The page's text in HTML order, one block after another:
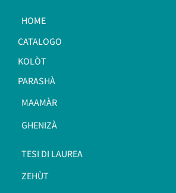
HOME
CATALOGO
KOLÒT
PARASHÀ
MAAMÀR
GHENIZÀ
TESI DI LAUREA
ZEHÙT